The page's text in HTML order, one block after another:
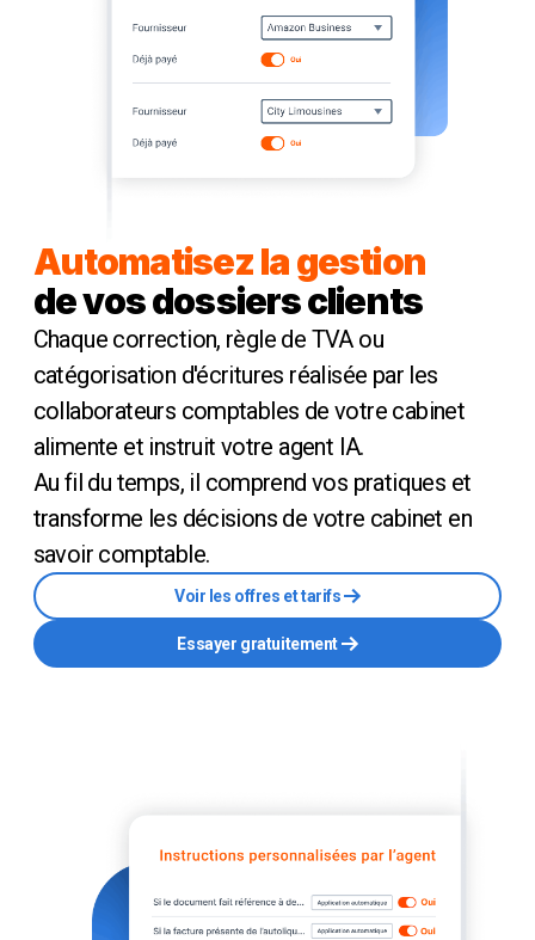
Automatisez la gestion
de vos dossiers clients
Chaque correction, règle de TVA ou
catégorisation d'écritures réalisée par les
collaborateurs comptables de votre cabinet
alimente et instruit votre agent IA.
Au fil du temps, il comprend vos pratiques et
transforme les décisions de votre cabinet en
savoir comptable.
Voir les offres et tarifs
Essayer gratuitement